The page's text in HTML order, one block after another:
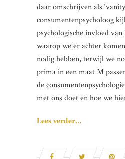
daar omschrijven als
consumentenpsycholoog
psychologische invloed
waarop we er achter
nodig hebben, terwijl we
prima in een maat M
de
met ons doet en hoe we
Lees verder…